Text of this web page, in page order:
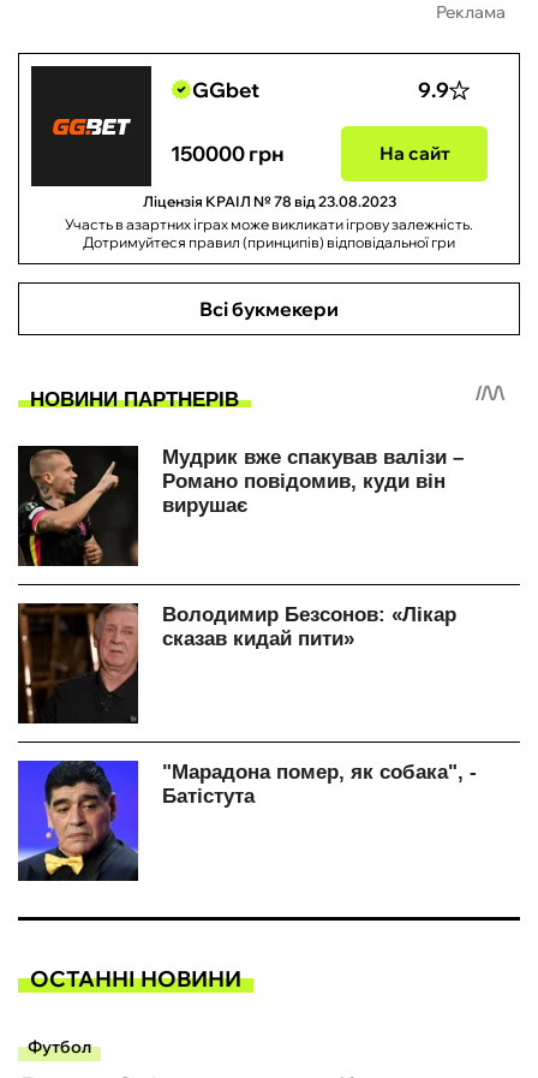
Реклама
GGbet 9.9
150000 грн На сайт
Ліцензія КРАІЛ № 78 від 23.08.2023
Участь в азартних іграх може викликати ігрову залежність.
Дотримуйтеся правил (принципів) відповідальної гри
Всі букмекери
ОСТАННІ НОВИНИ
Футбол